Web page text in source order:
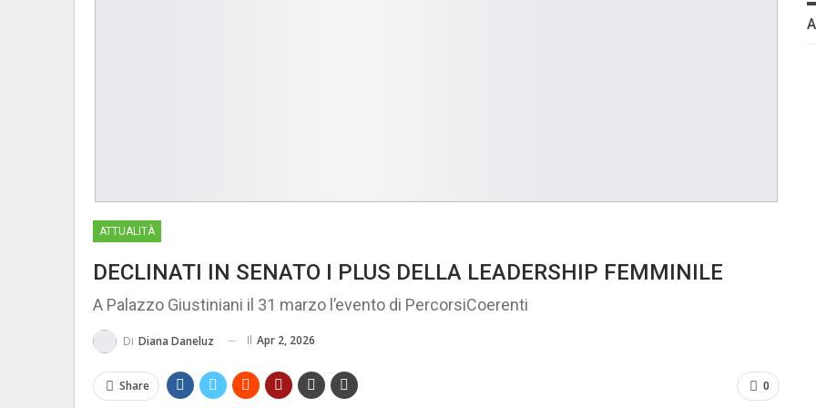
ATTUALITÀ
DECLINATI IN SENATO I PLUS DELLA LEADERSHIP FEMMINILE
A Palazzo Giustiniani il 31 marzo l’evento di PercorsiCoerenti
Di Diana Daneluz Il Apr 2, 2026
0
Share